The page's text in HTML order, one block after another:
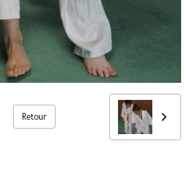
Retour